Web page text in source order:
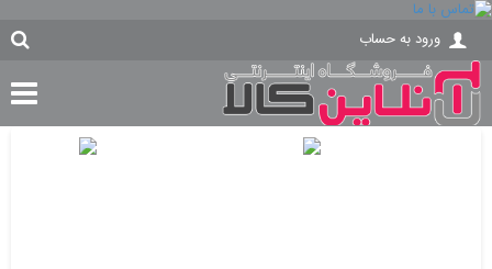
ورود به حساب